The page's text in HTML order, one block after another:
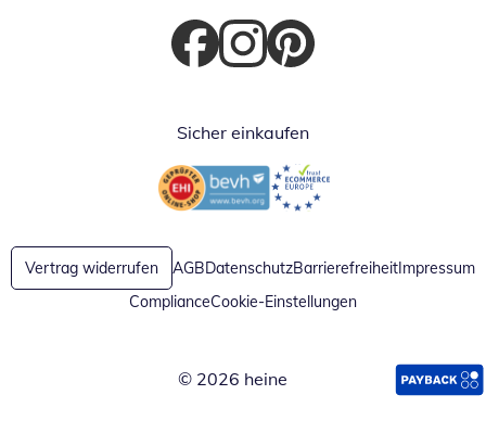
Öffnet in neuem Fenster
Öffnet in neuem Fenster
Öffnet in neuem Fenster
Sicher einkaufen
Öffnet in neuem FensterÖffnet in neuem Fenster
Vertrag widerrufen AGBDatenschutzBarrierefreiheitImpressum
ComplianceCookie-Einstellungen
© 2026 heine